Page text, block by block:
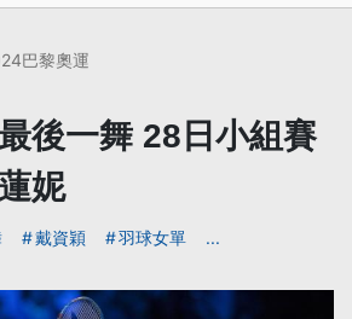
巴黎奧運
後一舞 28日小組賽
妮
戴資穎 羽球女單 ...